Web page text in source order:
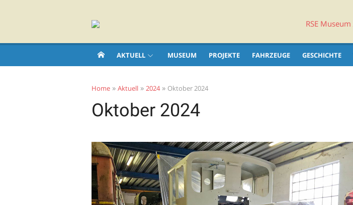
AKTUELL MUSEUM PROJEKTE FAHRZEUGE GESCHICHTE
Home » Aktuell » 2024» Oktober 2024
Oktober 2024